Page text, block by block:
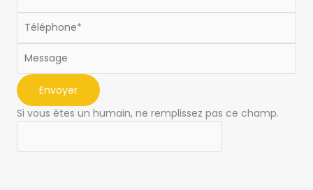
Envoyer
Si vous êtes un humain, ne remplissez pas ce champ.